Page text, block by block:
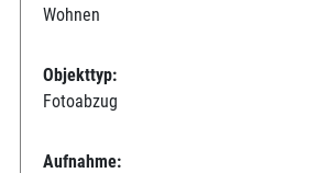
Wohnen
Objekttyp:
Fotoabzug
Aufnahme: